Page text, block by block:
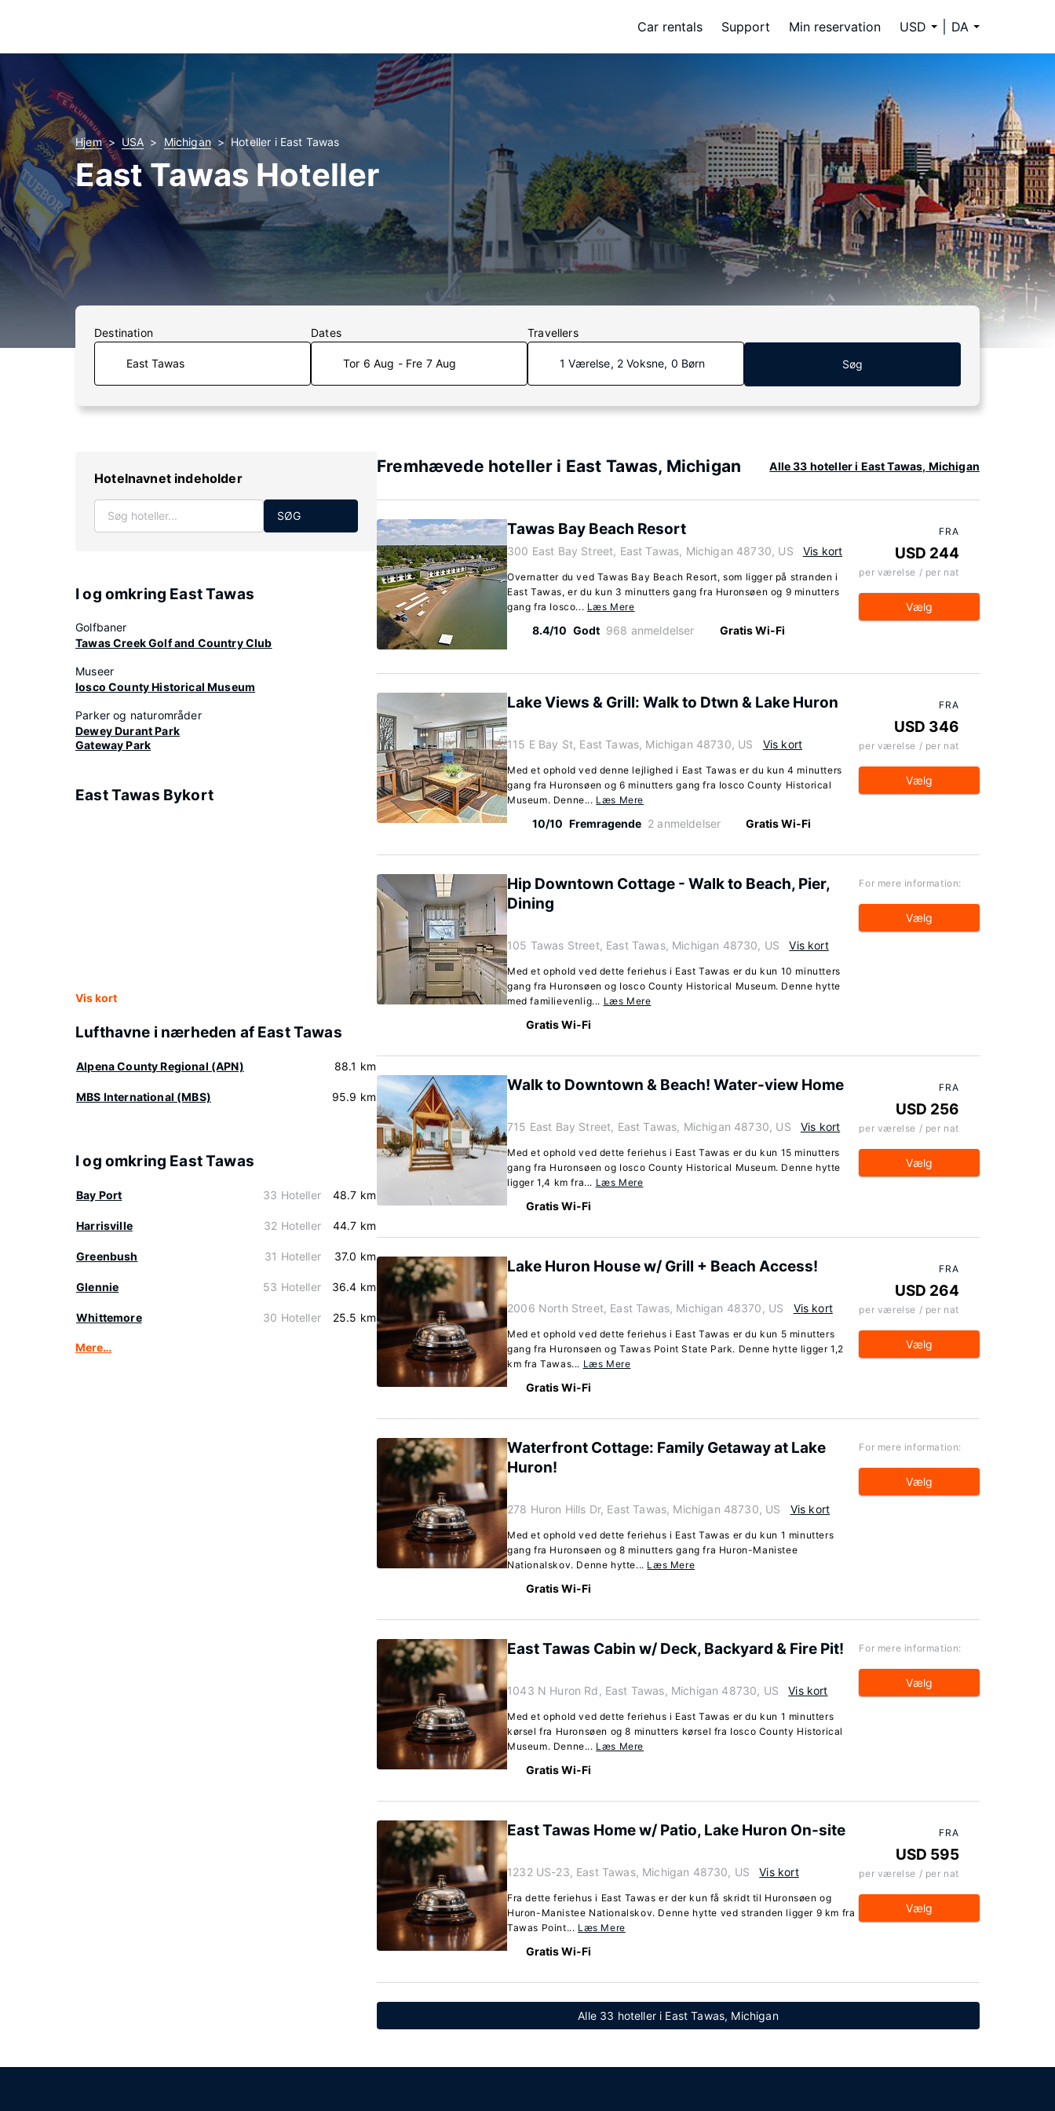
Car rentals Support Min reservation USD DA
Hjem USA Michigan Hoteller i East Tawas
East Tawas Hoteller
Destination Dates
Tor 6 Aug - Fre 7 Aug
Travellers
1 Værelse, 2 Voksne, 0 Børn Søg
Hotelnavnet indeholder
SØG
I og omkring East Tawas
Golfbaner
Tawas Creek Golf and Country Club
Museer
Iosco County Historical Museum
Parker og naturområder
Dewey Durant Park
Gateway Park
East Tawas Bykort
Vis kort
Lufthavne i nærheden af East Tawas
Alpena County Regional (APN) 88.1 km
MBS International (MBS) 95.9 km
I og omkring East Tawas
Bay Port 33 Hoteller 48.7 km
Harrisville 32 Hoteller 44.7 km
Greenbush 31 Hoteller 37.0 km
Glennie 53 Hoteller 36.4 km
Whittemore 30 Hoteller 25.5 km
Mere…
Fremhævede hoteller i East Tawas, Michigan Alle 33 hoteller i East Tawas, Michigan
Tawas Bay Beach Resort
300 East Bay Street, East Tawas, Michigan 48730, US Vis kort
Overnatter du ved Tawas Bay Beach Resort, som ligger på stranden i
East Tawas, er du kun 3 minutters gang fra Huronsøen og 9 minutters
gang fra Iosco... Læs Mere
8.4/10 Godt 968 anmeldelser Gratis Wi-Fi
FRA
USD 244
per værelse / per nat
Vælg
Lake Views & Grill: Walk to Dtwn & Lake Huron
115 E Bay St, East Tawas, Michigan 48730, US Vis kort
Med et ophold ved denne lejlighed i East Tawas er du kun 4 minutters
gang fra Huronsøen og 6 minutters gang fra Iosco County Historical
Museum. Denne... Læs Mere
10/10 Fremragende 2 anmeldelser Gratis Wi-Fi
FRA
USD 346
per værelse / per nat
Vælg
Hip Downtown Cottage - Walk to Beach, Pier,
Dining
105 Tawas Street, East Tawas, Michigan 48730, US Vis kort
Med et ophold ved dette feriehus i East Tawas er du kun 10 minutters
gang fra Huronsøen og Iosco County Historical Museum. Denne hytte
med familievenlig... Læs Mere
Gratis Wi-Fi
For mere information:
Vælg
Walk to Downtown & Beach! Water-view Home
715 East Bay Street, East Tawas, Michigan 48730, US Vis kort
Med et ophold ved dette feriehus i East Tawas er du kun 15 minutters
gang fra Huronsøen og Iosco County Historical Museum. Denne hytte
ligger 1,4 km fra... Læs Mere
Gratis Wi-Fi
FRA
USD 256
per værelse / per nat
Vælg
Lake Huron House w/ Grill + Beach Access!
2006 North Street, East Tawas, Michigan 48370, US Vis kort
Med et ophold ved dette feriehus i East Tawas er du kun 5 minutters
gang fra Huronsøen og Tawas Point State Park. Denne hytte ligger 1,2
km fra Tawas... Læs Mere
Gratis Wi-Fi
FRA
USD 264
per værelse / per nat
Vælg
Waterfront Cottage: Family Getaway at Lake
Huron!
278 Huron Hills Dr, East Tawas, Michigan 48730, US Vis kort
Med et ophold ved dette feriehus i East Tawas er du kun 1 minutters
gang fra Huronsøen og 8 minutters gang fra Huron-Manistee
Nationalskov. Denne hytte... Læs Mere
Gratis Wi-Fi
For mere information:
Vælg
East Tawas Cabin w/ Deck, Backyard & Fire Pit!
1043 N Huron Rd, East Tawas, Michigan 48730, US Vis kort
Med et ophold ved dette feriehus i East Tawas er du kun 1 minutters
kørsel fra Huronsøen og 8 minutters kørsel fra Iosco County Historical
Museum. Denne... Læs Mere
Gratis Wi-Fi
For mere information:
Vælg
East Tawas Home w/ Patio, Lake Huron On-site
1232 US-23, East Tawas, Michigan 48730, US Vis kort
Fra dette feriehus i East Tawas er der kun få skridt til Huronsøen og
Huron-Manistee Nationalskov. Denne hytte ved stranden ligger 9 km fra
Tawas Point... Læs Mere
Gratis Wi-Fi
FRA
USD 595
per værelse / per nat
Vælg
Alle 33 hoteller i East Tawas, Michigan